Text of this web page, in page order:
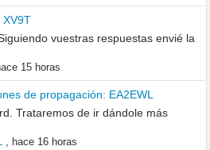
XV9T
vuestras respuestas envié la
15 horas
de propagación: EA2EWL
Trataremos de ir dándole más
, hace 16 horas